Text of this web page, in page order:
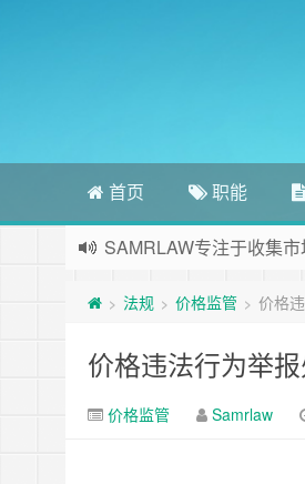
首页 职能
SAMRLAW专注于收集
> 法规 > 价格监管 > 价格
价格违法行为举
价格监管 Samrlaw